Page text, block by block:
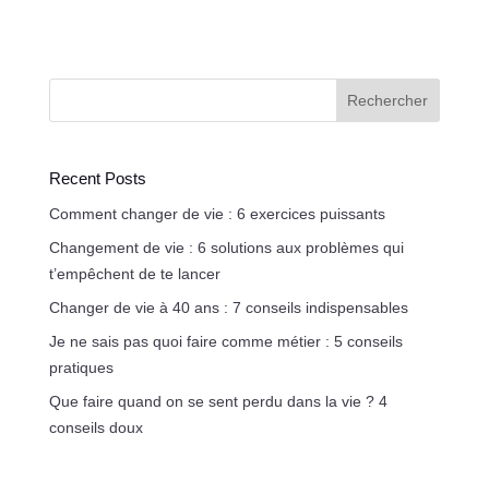
Rechercher
Recent Posts
Comment changer de vie : 6 exercices puissants
Changement de vie : 6 solutions aux problèmes qui
t’empêchent de te lancer
Changer de vie à 40 ans : 7 conseils indispensables
Je ne sais pas quoi faire comme métier : 5 conseils
pratiques
Que faire quand on se sent perdu dans la vie ? 4
conseils doux